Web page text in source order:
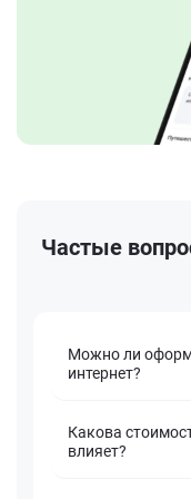
Частые
Можно ли
интернет?
Какова
влияет?